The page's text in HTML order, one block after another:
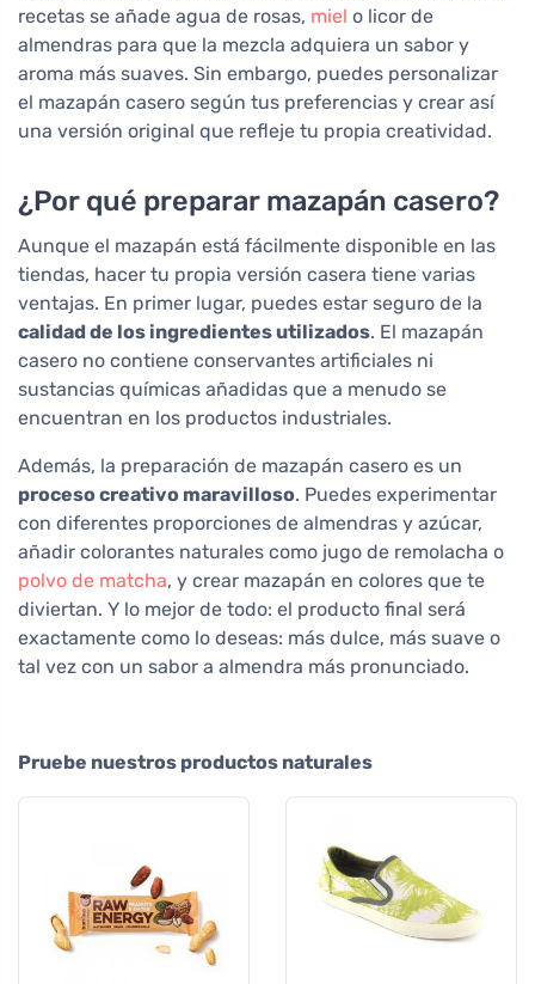
recetas se añade agua de rosas, miel o licor de
almendras para que la mezcla adquiera un sabor y
aroma más suaves. Sin embargo, puedes personalizar
el mazapán casero según tus preferencias y crear así
una versión original que refleje tu propia creatividad.
¿Por qué preparar mazapán casero?
Aunque el mazapán está fácilmente disponible en las
tiendas, hacer tu propia versión casera tiene varias
ventajas. En primer lugar, puedes estar seguro de la
calidad de los ingredientes utilizados. El mazapán
casero no contiene conservantes artificiales ni
sustancias químicas añadidas que a menudo se
encuentran en los productos industriales.
Además, la preparación de mazapán casero es un
proceso creativo maravilloso. Puedes experimentar
con diferentes proporciones de almendras y azúcar,
añadir colorantes naturales como jugo de remolacha o
polvo de matcha, y crear mazapán en colores que te
diviertan. Y lo mejor de todo: el producto final será
exactamente como lo deseas: más dulce, más suave o
tal vez con un sabor a almendra más pronunciado.
Pruebe nuestros productos naturales